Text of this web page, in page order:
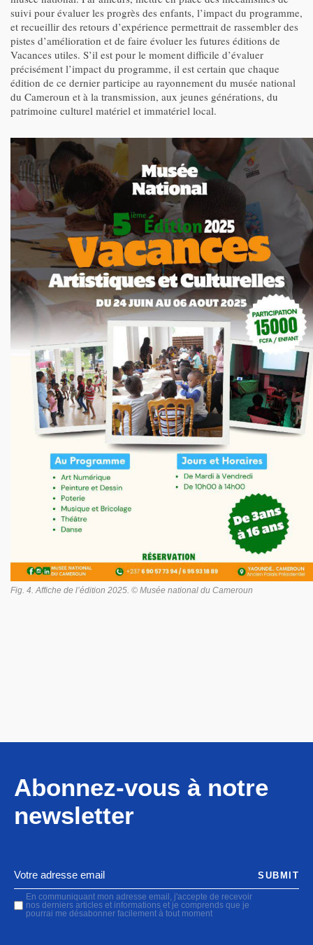
suivi pour évaluer les progrès des enfants, l’impact du programme,
et recueillir des retours d’expérience permettrait de rassembler des
pistes d’amélioration et de faire évoluer les futures éditions de
Vacances utiles. S’il est pour le moment difficile d’évaluer
précisément l’impact du programme, il est certain que chaque
édition de ce dernier participe au rayonnement du musée national
du Cameroun et à la transmission, aux jeunes générations, du
patrimoine culturel matériel et immatériel local.
Fig. 4. Affiche de l’édition 2025. © Musée national du Cameroun
Abonnez-vous à notre
newsletter
En communiquant mon adresse email, j'accepte de recevoir
nos derniers articles et informations et je comprends que je
pourrai me désabonner facilement à tout moment
SUBMIT